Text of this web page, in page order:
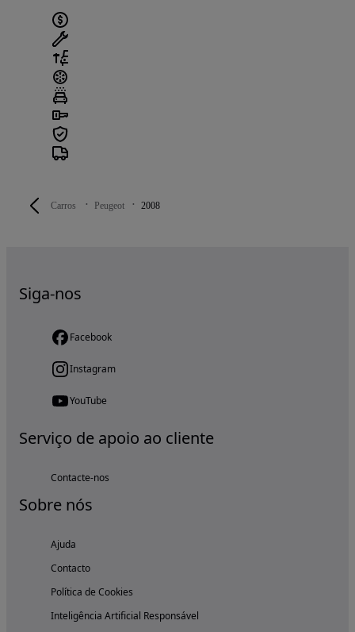
Carros Peugeot 2008
Siga-nos
Facebook
Instagram
YouTube
Serviço de apoio ao cliente
Contacte-nos
Sobre nós
Ajuda
Contacto
Política de Cookies
Inteligência Artificial Responsável